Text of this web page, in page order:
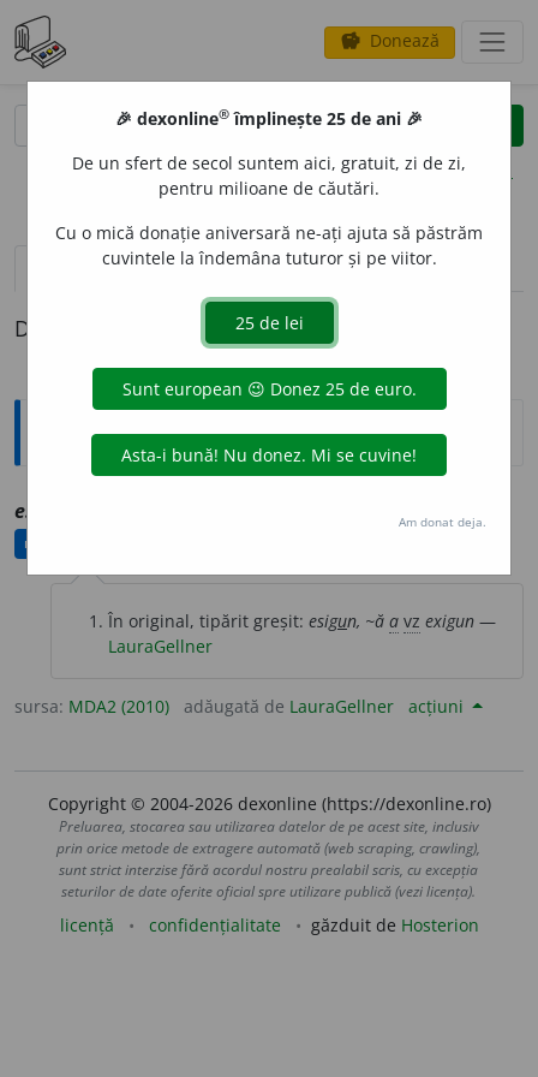
savings Donează
clear
opțiuni
definiții (1)
Definiția cu ID-ul 1091530:
Explicative DEX
es
modificată
În original, tipărit greșit: esigun, ~ă a vz exigun —
LauraGellner
sursa: MDA2 (2010) adăugată de LauraGellner acțiuni
Copyright © 2004-2026 dexonline (https://dexonline.ro)
Preluarea, stocarea sau utilizarea datelor de pe acest site, inclusiv
prin orice metode de extragere automată (web scraping, crawling),
sunt strict interzise fără acordul nostru prealabil scris, cu excepția
seturilor de date oferite oficial spre utilizare publică (vezi licența).
licență confidențialitate găzduit de Hosterion
🎉 dexonline® împlinește 25 de ani 🎉
De un sfert de secol suntem aici, gratuit, zi de zi,
pentru milioane de căutări.
Cu o mică donație aniversară ne-ați ajuta să păstrăm
cuvintele la îndemâna tuturor și pe viitor.
Am donat deja.